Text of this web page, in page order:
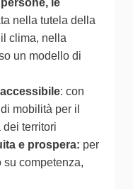
nella tutela della
clima, nella
un modello di
: con
mobilità per il
territori
e prospera: per
su competenza,